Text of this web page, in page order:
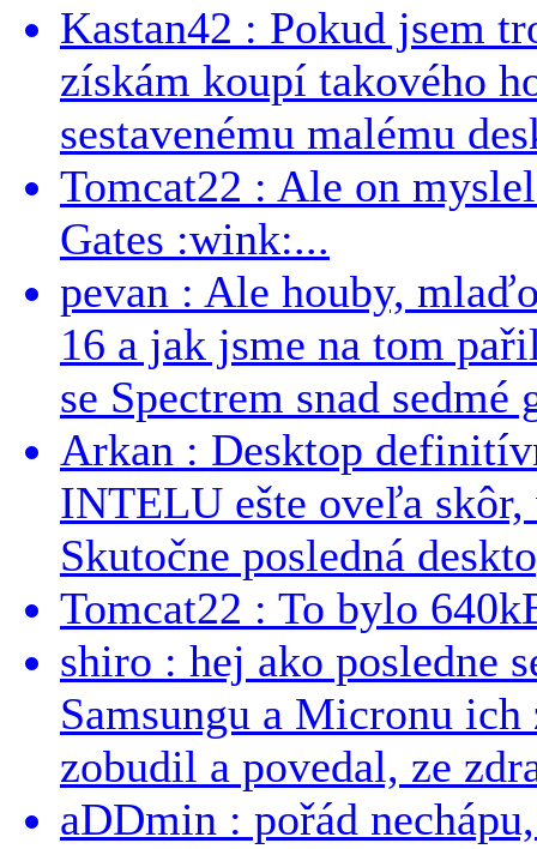
Kastan42 : Pokud jsem
získám koupí takového
sestavenému malému
Tomcat22 : Ale on
Gates :wink:...
pevan : Ale houby,
16 a jak jsme na tom
se Spectrem snad sedmé
Arkan : Desktop
INTELU ešte oveľa
Skutočne posledná
Tomcat22 : To bylo
shiro : hej ako posledne
Samsungu a Micronu
zobudil a povedal, ze
aDDmin : pořád